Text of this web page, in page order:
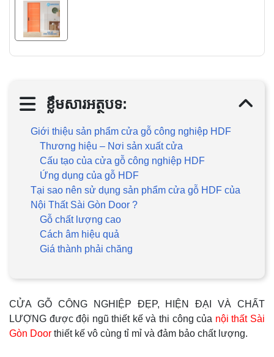
ខ្លឹមសារអត្ថបទ:
Giới thiệu sản phẩm cửa gỗ công nghiệp HDF
Thương hiệu – Nơi sản xuất cửa
Cấu tạo của cửa gỗ công nghiệp HDF
Ứng dụng của gỗ HDF
Tại sao nên sử dụng sản phẩm cửa gỗ HDF của
Nội Thất Sài Gòn Door ?
Gỗ chất lượng cao
Cách âm hiệu quả
Giá thành phải chăng
CỬA GỖ CÔNG NGHIỆP ĐẸP, HIỆN ĐẠI VÀ CHẤT
LƯỢNG được đội ngũ thiết kế và thi công của nội thất Sài
Gòn Door thiết kế vô cùng tỉ mỉ và đảm bảo chất lượng.